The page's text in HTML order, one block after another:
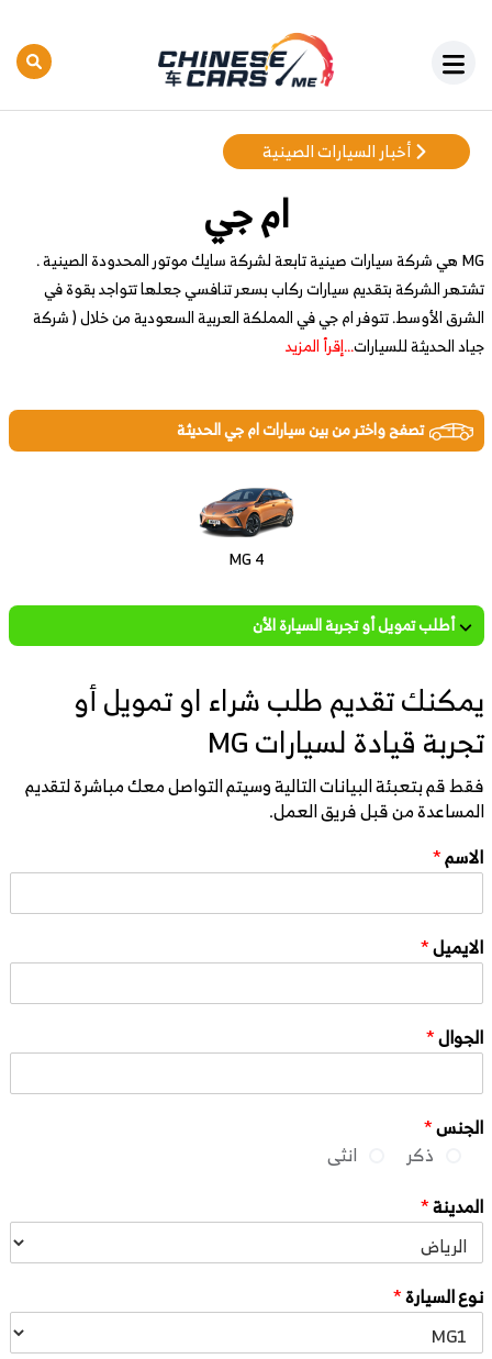
أخبار السيارات الصينية
ام جي
MG هي شركة سيارات صينية تابعة لشركة سايك موتور المحدودة الصينية .
تشتهر الشركة بتقديم سيارات ركاب بسعر تنافسي جعلها تتواجد بقوة في
الشرق الأوسط. تتوفر ام جي في المملكة العربية السعودية من خلال ( شركة
جياد الحديثة للسيارات...إقرأ المزيد
تصفح واختر من بين سيارات ام جي الحديثة
MG 4
أطلب تمويل أو تجربة السيارة الأن
يمكنك تقديم طلب شراء او تمويل أو
تجربة قيادة لسيارات MG
فقط قم بتعبئة البيانات التالية وسيتم التواصل معك مباشرة لتقديم
المساعدة من قبل فريق العمل.
الاسم*
الايميل*
الجوال*
الجنس*
ذكر
انثى
المدينة*
نوع السيارة*